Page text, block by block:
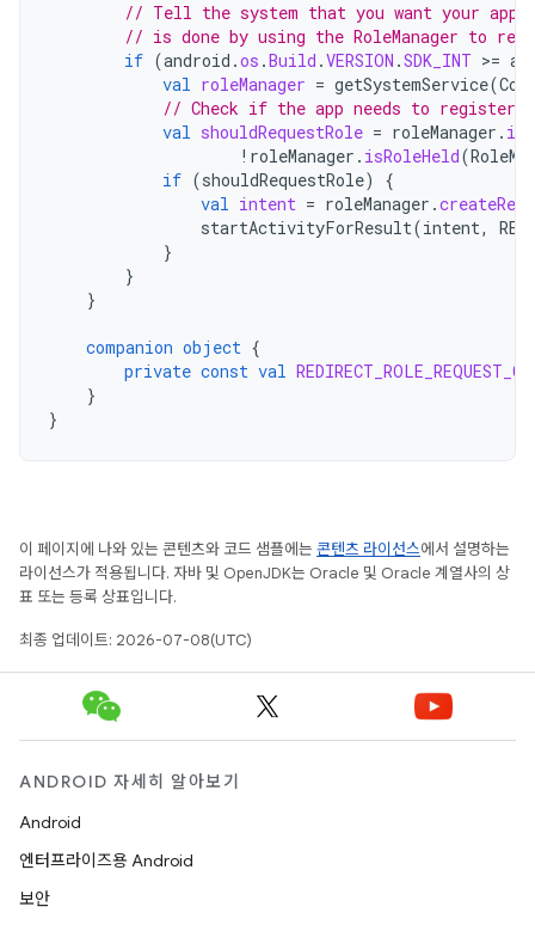
// Tell the system that you want your
// is done by using the RoleManager to
if (android .os .Build .VERSION .SDK_INT >=
val roleManager = getSystemService(
// Check if the app needs to
val shouldRequestRole = roleManager .
! roleManager . isRoleHeld(
if (shouldRequestRole)
{
val intent = roleManager .
startActivityForResult(intent,
}
}
}
companion object {
private const val
}
}
이 페이지에 나와 있는 콘텐츠와 코드 샘플에는 콘텐츠 라이선스에서 설명하는
라이선스가 적용됩니다. 자바 및 OpenJDK는 Oracle 및 Oracle 계열사의 상
표 또는 등록 상표입니다.
최종 업데이트: 2026-07-08(UTC)
ANDROID 자세히 알아보기
Android
엔터프라이즈용 Android
보안